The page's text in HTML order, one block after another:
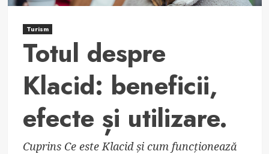
Turism
Totul despre
Klacid: beneficii,
efecte și utilizare.
Cuprins Ce este Klacid și cum funcționează